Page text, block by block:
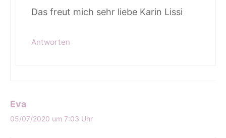
Das freut mich sehr liebe Karin Lissi
Antworten
Eva
05/07/2020 um 7:03 Uhr